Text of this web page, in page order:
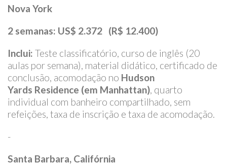
Nova York
2 semanas: US$ 2.372 (R$ 12.400)
Inclui: Teste classificatório, curso de inglês (20
aulas por semana), material didático, certificado de
conclusão, acomodação no Hudson
Yards Residence (em Manhattan), quarto
individual com banheiro compartilhado, sem
refeições, taxa de inscrição e taxa de acomodação.
-
Santa Barbara, Califórnia